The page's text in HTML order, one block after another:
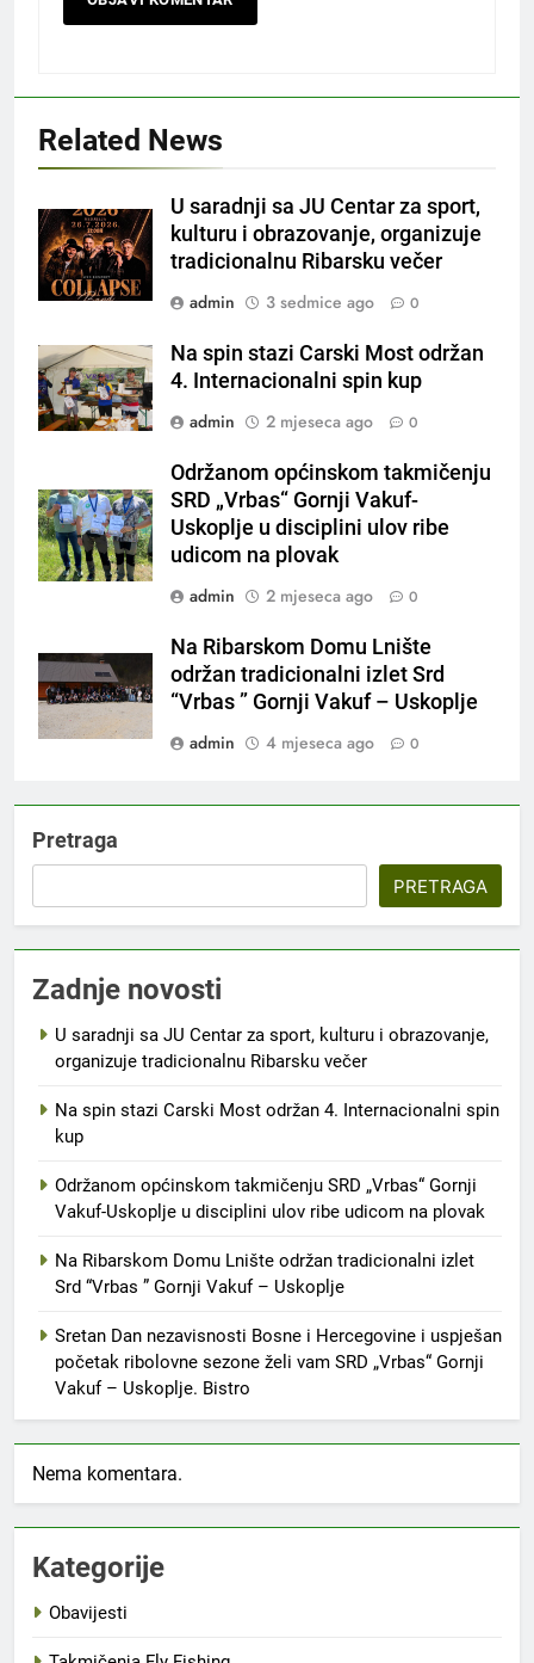
Related News
U saradnji sa JU Centar za sport,
kulturu i obrazovanje, organizuje
tradicionalnu Ribarsku večer
admin
3 sedmice ago 0
Na spin stazi Carski Most održan
4. Internacionalni spin kup
admin
2 mjeseca ago 0
Održanom općinskom takmičenju
SRD „Vrbas“ Gornji Vakuf-
Uskoplje u disciplini ulov ribe
udicom na plovak
admin
2 mjeseca ago 0
Na Ribarskom Domu Lnište
održan tradicionalni izlet Srd
“Vrbas ” Gornji Vakuf – Uskoplje
admin
4 mjeseca ago 0
Pretraga
PRETRAGA
Zadnje novosti
U saradnji sa JU Centar za sport, kulturu i obrazovanje,
organizuje tradicionalnu Ribarsku večer
Na spin stazi Carski Most održan 4. Internacionalni spin
kup
Održanom općinskom takmičenju SRD „Vrbas“ Gornji
Vakuf-Uskoplje u disciplini ulov ribe udicom na plovak
Na Ribarskom Domu Lnište održan tradicionalni izlet
Srd “Vrbas ” Gornji Vakuf – Uskoplje
Sretan Dan nezavisnosti Bosne i Hercegovine i uspješan
početak ribolovne sezone želi vam SRD „Vrbas“ Gornji
Vakuf – Uskoplje. Bistro
Nema komentara.
Kategorije
Obavijesti